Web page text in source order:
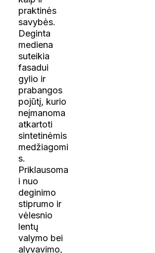
praktinės
savybės.
Deginta
mediena
suteikia
fasadui
gylio ir
prabangos
pojūtį, kurio
neįmanoma
atkartoti
sintetinėmis
medžiagomi
s.
Priklausoma
i nuo
deginimo
stiprumo ir
vėlesnio
lentų
valymo bei
alyvavimo,